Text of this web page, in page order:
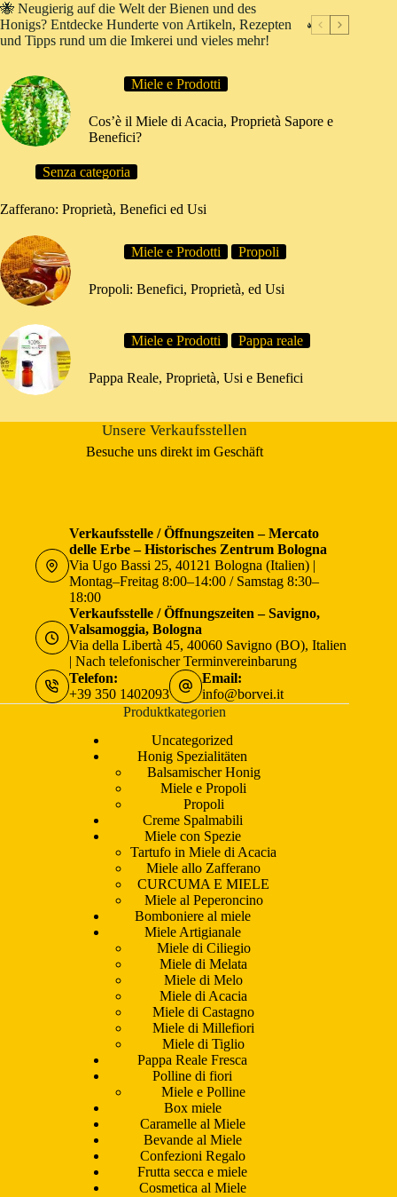
🐝 Neugierig auf die Welt der Bienen und des
Honigs? Entdecke Hunderte von Artikeln, Rezepten
und Tipps rund um die Imkerei und vieles mehr!
Miele e Prodotti
Cos’è il Miele di Acacia, Proprietà Sapore e
Benefici?
Senza categoria
Zafferano: Proprietà, Benefici ed Usi
Miele e Prodotti Propoli
Propoli: Benefici, Proprietà, ed Usi
Miele e Prodotti Pappa reale
Pappa Reale, Proprietà, Usi e Benefici
Unsere Verkaufsstellen
Besuche uns direkt im Geschäft
Verkaufsstelle / Öffnungszeiten – Mercato
delle Erbe – Historisches Zentrum Bologna
Via Ugo Bassi 25, 40121 Bologna (Italien) |
Montag–Freitag 8:00–14:00 / Samstag 8:30–
18:00
Verkaufsstelle / Öffnungszeiten – Savigno,
Valsamoggia, Bologna
Via della Libertà 45, 40060 Savigno (BO), Italien
| Nach telefonischer Terminvereinbarung
Telefon:
+39 350 1402093
Email:
info@borvei.it
Produktkategorien
Uncategorized
Honig Spezialitäten
Balsamischer Honig
Miele e Propoli
Propoli
Creme Spalmabili
Miele con Spezie
Tartufo in Miele di Acacia
Miele allo Zafferano
CURCUMA E MIELE
Miele al Peperoncino
Bomboniere al miele
Miele Artigianale
Miele di Ciliegio
Miele di Melata
Miele di Melo
Miele di Acacia
Miele di Castagno
Miele di Millefiori
Miele di Tiglio
Pappa Reale Fresca
Polline di fiori
Miele e Polline
Box miele
Caramelle al Miele
Bevande al Miele
Confezioni Regalo
Frutta secca e miele
Cosmetica al Miele